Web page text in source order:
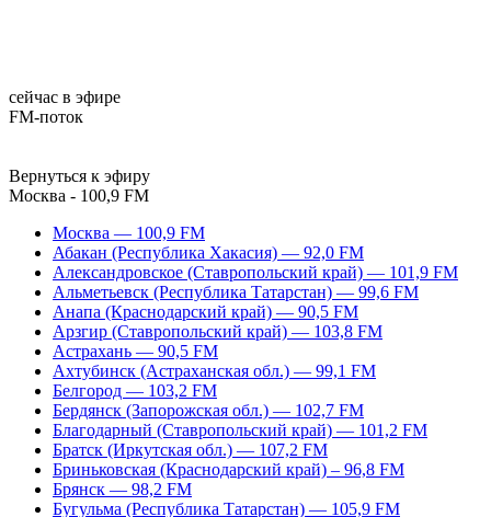
сейчас в эфире
FM-поток
Вернуться к эфиру
Москва - 100,9 FM
Москва — 100,9 FM
Абакан (Республика Хакасия) — 92,0 FM
Александровское (Ставропольский край) — 101,9 FM
Альметьевск (Республика Татарстан) — 99,6 FM
Анапа (Краснодарский край) — 90,5 FM
Арзгир (Ставропольский край) — 103,8 FM
Астрахань — 90,5 FM
Ахтубинск (Астраханская обл.) — 99,1 FM
Белгород — 103,2 FM
Бердянск (Запорожская обл.) — 102,7 FM
Благодарный (Ставропольский край) — 101,2 FM
Братск (Иркутская обл.) — 107,2 FM
Бриньковская (Краснодарский край) – 96,8 FM
Брянск — 98,2 FM
Бугульма (Республика Татарстан) — 105,9 FM